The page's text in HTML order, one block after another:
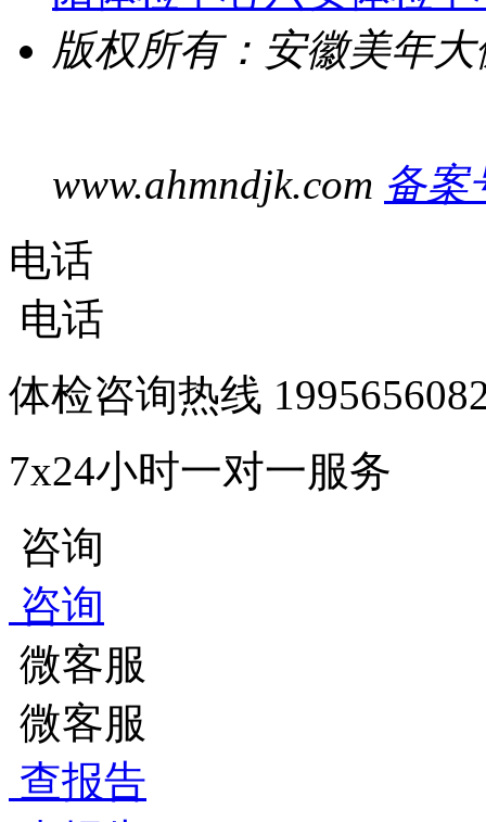
版权所有：安徽美年
www.ahmndjk.com 备案
电话
电话
体检咨询热线
7x24小时一对一服务
咨询
咨询
微客服
微客服
查报告